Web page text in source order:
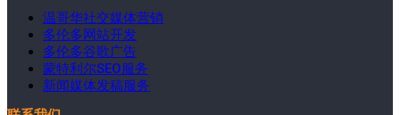
温哥华社交媒体营销
多伦多网站开发
多伦多谷歌广告
蒙特利尔SEO服务
新闻媒体发稿服务